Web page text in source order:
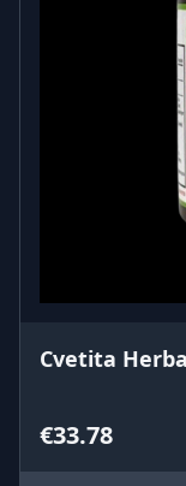
Cvetita
€33.78